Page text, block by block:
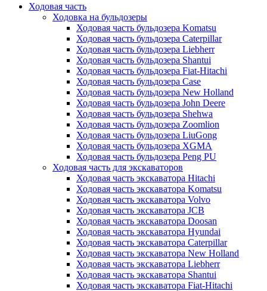
Ходовая часть
Ходовка на бульдозеры
Ходовая часть бульдозера Komatsu
Ходовая часть бульдозера Caterpillar
Ходовая часть бульдозера Liebherr
Ходовая часть бульдозера Shantui
Ходовая часть бульдозера Fiat-Hitachi
Ходовая часть бульдозера Case
Ходовая часть бульдозера New Holland
Ходовая часть бульдозера John Deere
Ходовая часть бульдозера Shehwa
Ходовая часть бульдозера Zoomlion
Ходовая часть бульдозера LiuGong
Ходовая часть бульдозера XGMA
Ходовая часть бульдозера Peng PU
Ходовая часть для экскаваторов
Ходовая часть экскаватора Hitachi
Ходовая часть экскаватора Komatsu
Ходовая часть экскаватора Volvo
Ходовая часть экскаватора JCB
Ходовая часть экскаватора Doosan
Ходовая часть экскаватора Hyundai
Ходовая часть экскаватора Caterpillar
Ходовая часть экскаватора New Holland
Ходовая часть экскаватора Liebherr
Ходовая часть экскаватора Shantui
Ходовая часть экскаватора Fiat-Hitachi